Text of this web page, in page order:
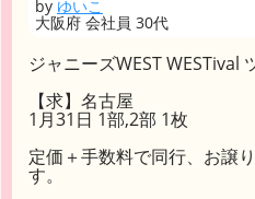
by ゆいこ
大阪府 会社員 30代
ジャニーズWEST WESTival
【求】名古屋
1月31日 1部,2部 1枚
定価＋手数料で同行、お譲
す。